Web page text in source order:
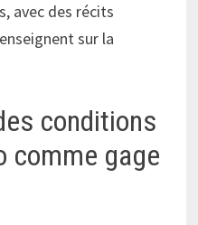
avec des récits
sur la
conditions
comme gage